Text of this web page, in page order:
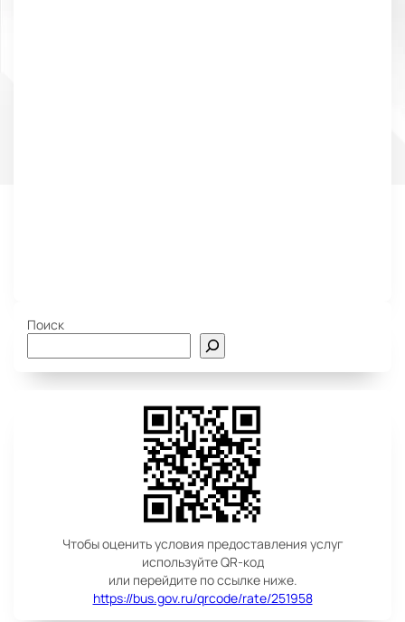
Поиск
Чтобы оценить условия предоставления услуг
используйте QR-код
или перейдите по ссылке ниже.
https://bus.gov.ru/qrcode/rate/251958